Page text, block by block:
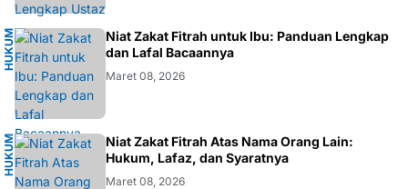
H
U
KU
M
I
S
L
AM
Niat Zakat Fitrah untuk Ibu: Panduan Lengkap
dan Lafal Bacaannya
Maret 08, 2026
H
U
KU
M
I
S
L
AM
Niat Zakat Fitrah Atas Nama Orang Lain:
Hukum, Lafaz, dan Syaratnya
Maret 08, 2026